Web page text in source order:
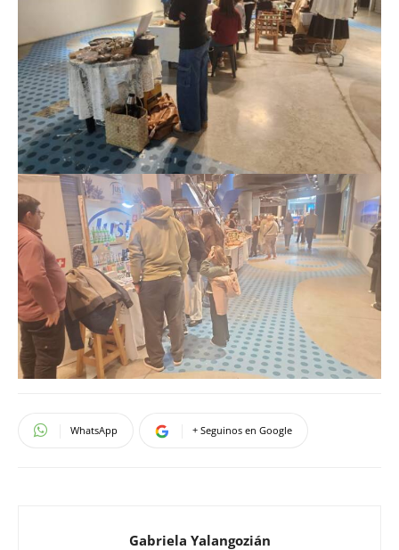
WhatsApp + Seguinos en Google
Gabriela Yalangozián